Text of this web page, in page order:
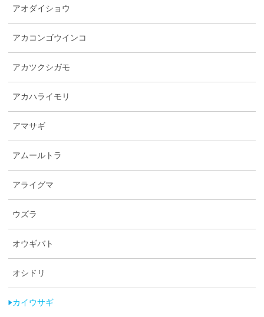
アオダイショウ
アカコンゴウインコ
アカツクシガモ
アカハライモリ
アマサギ
アムールトラ
アライグマ
ウズラ
オウギバト
オシドリ
カイウサギ